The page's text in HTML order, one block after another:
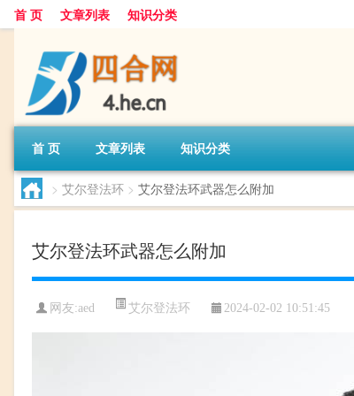
首 页 文章列表 知识分类
首 页 文章列表 知识分类
> 艾尔登法环 > 艾尔登法环武器怎么附加
艾尔登法环武器怎么附加
网友:aed 艾尔登法环 2024-02-02 10:51:45